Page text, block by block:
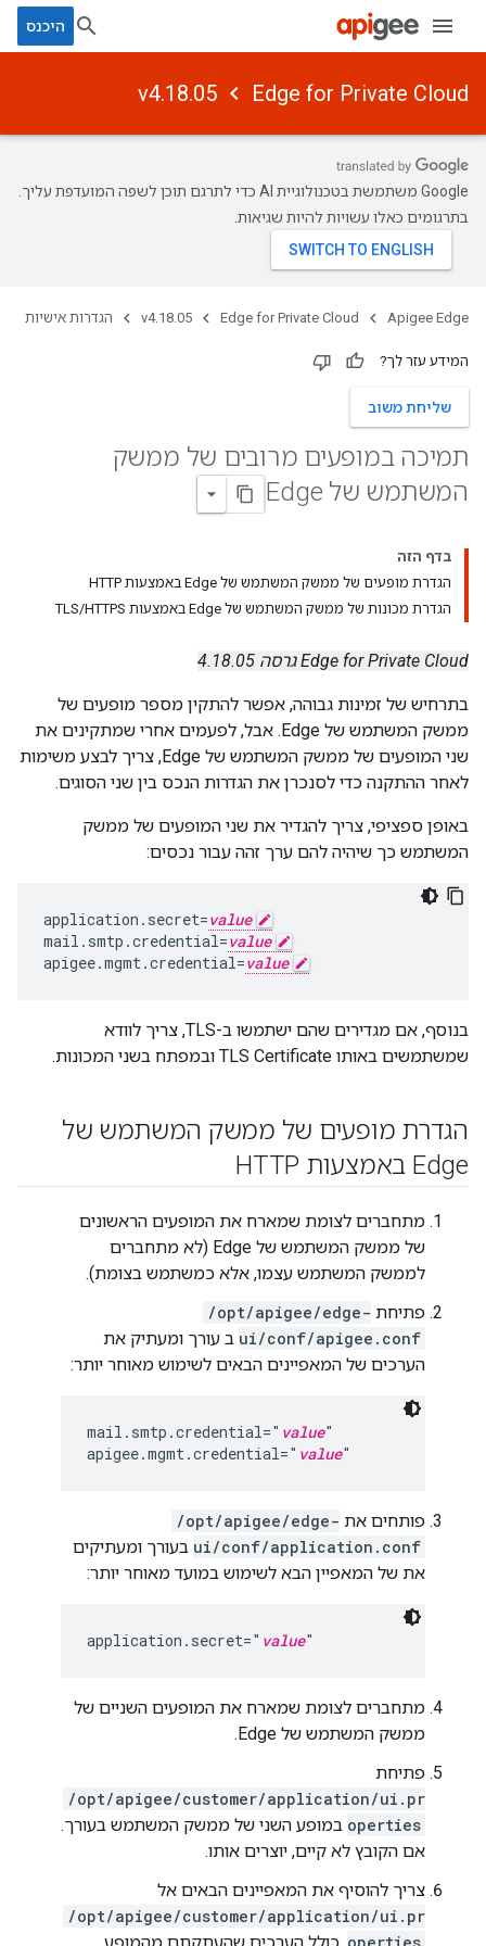
היכנס
Edge for Private Cloud
v4.18.05
‫Google משתמשת בטכנולוגיית AI כדי לתרגם תוכן לשפה המועדפת עליך.
בתרגומים כאלו עשויות להיות שגיאות.
Apigee Edge
Edge for Private Cloud
v4.18.05 הגדרות אישיות
המידע עזר לך?
שליחת משוב
תמיכה במופעים מרובים של ממשק
המשתמש של Edge
בדף הזה
הגדרת מופעים של ממשק המשתמש של Edge באמצעות HTTP
הגדרת מכונות של ממשק המשתמש של Edge באמצעות TLS/HTTPS
Edge for Private Cloud גרסה 4.18.05
בתרחיש של זמינות גבוהה, אפשר להתקין מספר מופעים של
ממשק המשתמש של Edge. אבל, לפעמים אחרי שמתקינים את
שני המופעים של ממשק המשתמש של Edge, צריך לבצע משימות
לאחר ההתקנה כדי לסנכרן את הגדרות הנכס בין שני הסוגים.
באופן ספציפי, צריך להגדיר את שני המופעים של ממשק
המשתמש כך שיהיה להם ערך זהה עבור נכסים:
application.secret=value
mail.smtp.credential=value
apigee.mgmt.credential=value
בנוסף, אם מגדירים שהם ישתמשו ב-TLS, צריך לוודא
שמשתמשים באותו TLS Certificate ובמפתח בשני המכונות.
הגדרת מופעים של ממשק המשתמש של
Edge באמצעות HTTP
מתחברים לצומת שמארח את המופעים הראשונים
של ממשק המשתמש של Edge (לא מתחברים
לממשק המשתמש עצמו, אלא כמשתמש בצומת).
פתיחת /opt/apigee/edge-
ui/conf/apigee.conf ב עורך ומעתיק את
הערכים של המאפיינים הבאים לשימוש מאוחר יותר:
mail.smtp.credential=" value"
apigee.mgmt.credential=" value"
פותחים את /opt/apigee/edge-
ui/conf/application.conf בעורך ומעתיקים
את של המאפיין הבא לשימוש במועד מאוחר יותר:
application.secret=" value"
מתחברים לצומת שמארח את המופעים השניים של
ממשק המשתמש של Edge.
פתיחת
/opt/apigee/customer/application/ui.pr
operties במופע השני של ממשק המשתמש בעורך.
אם הקובץ לא קיים, יוצרים אותו.
צריך להוסיף את המאפיינים הבאים אל
/opt/apigee/customer/application/ui.pr